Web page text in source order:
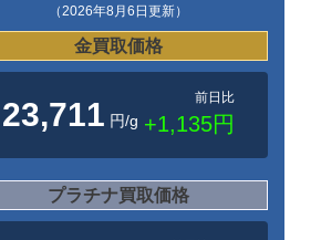
（2026年8月6日更新）
金買取価格
23,711 円/g
前日比
+1,135円
プラチナ買取価格